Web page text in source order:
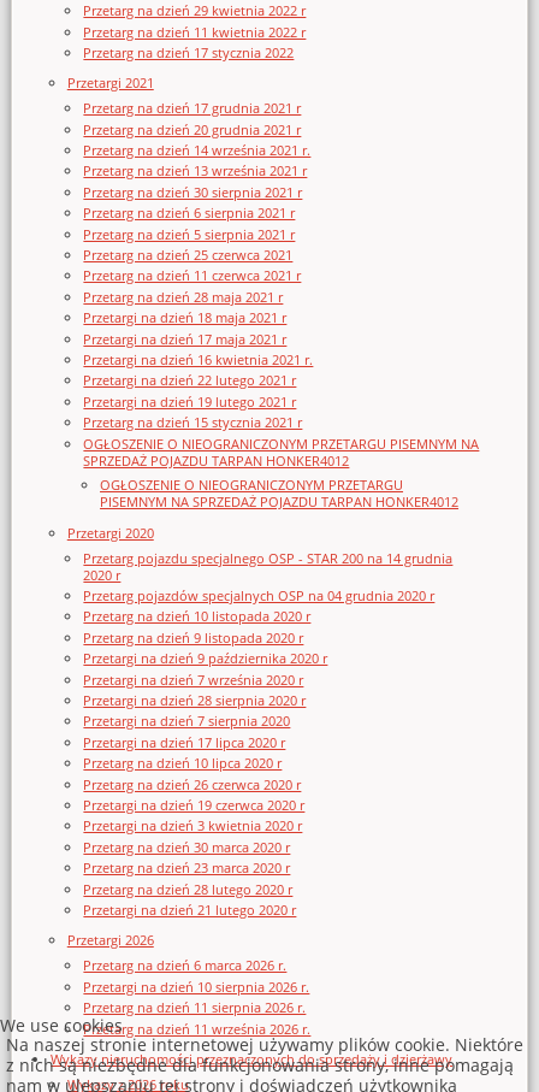
Przetarg na dzień 29 kwietnia 2022 r
Przetarg na dzień 11 kwietnia 2022 r
Przetarg na dzień 17 stycznia 2022
Przetargi 2021
Przetarg na dzień 17 grudnia 2021 r
Przetarg na dzień 20 grudnia 2021 r
Przetarg na dzień 14 września 2021 r.
Przetarg na dzień 13 września 2021 r
Przetarg na dzień 30 sierpnia 2021 r
Przetarg na dzień 6 sierpnia 2021 r
Przetarg na dzień 5 sierpnia 2021 r
Przetarg na dzień 25 czerwca 2021
Przetarg na dzień 11 czerwca 2021 r
Przetarg na dzień 28 maja 2021 r
Przetargi na dzień 18 maja 2021 r
Przetargi na dzień 17 maja 2021 r
Przetargi na dzień 16 kwietnia 2021 r.
Przetargi na dzień 22 lutego 2021 r
Przetargi na dzień 19 lutego 2021 r
Przetarg na dzień 15 stycznia 2021 r
OGŁOSZENIE O NIEOGRANICZONYM PRZETARGU PISEMNYM NA
SPRZEDAŻ POJAZDU TARPAN HONKER4012
OGŁOSZENIE O NIEOGRANICZONYM PRZETARGU
PISEMNYM NA SPRZEDAŻ POJAZDU TARPAN HONKER4012
Przetargi 2020
Przetarg pojazdu specjalnego OSP - STAR 200 na 14 grudnia
2020 r
Przetarg pojazdów specjalnych OSP na 04 grudnia 2020 r
Przetarg na dzień 10 listopada 2020 r
Przetarg na dzień 9 listopada 2020 r
Przetargi na dzień 9 października 2020 r
Przetargi na dzień 7 września 2020 r
Przetargi na dzień 28 sierpnia 2020 r
Przetargi na dzień 7 sierpnia 2020
Przetargi na dzień 17 lipca 2020 r
Przetarg na dzień 10 lipca 2020 r
Przetarg na dzień 26 czerwca 2020 r
Przetargi na dzień 19 czerwca 2020 r
Przetargi na dzień 3 kwietnia 2020 r
Przetarg na dzień 30 marca 2020 r
Przetarg na dzień 23 marca 2020 r
Przetarg na dzień 28 lutego 2020 r
Przetargi na dzień 21 lutego 2020 r
Przetargi 2026
Przetarg na dzień 6 marca 2026 r.
Przetargi na dzień 10 sierpnia 2026 r.
Przetarg na dzień 11 sierpnia 2026 r.
Przetarg na dzień 11 września 2026 r.
Wykazy nieruchomości przeznaczonych do sprzedaży i dzierżawy
Wykazy z 2026 roku
We use cookies
Na naszej stronie internetowej używamy plików cookie. Niektóre
z nich są niezbędne dla funkcjonowania strony, inne pomagają
nam w ulepszaniu tej strony i doświadczeń użytkownika